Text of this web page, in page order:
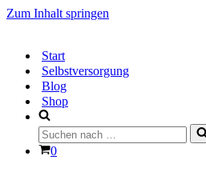
Zum Inhalt springen
Start
Selbstversorgung
Blog
Shop
Suchen
nach …
Warenkorb
0